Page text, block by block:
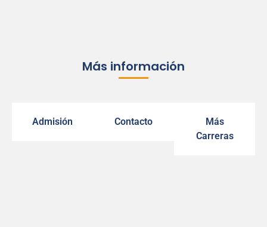
Más información
Admisión Contacto
Más
Carreras